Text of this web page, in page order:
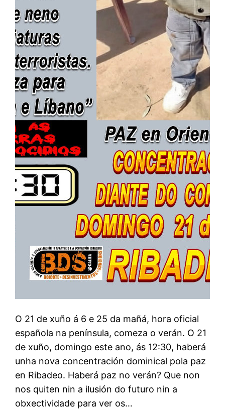
O 21 de xuño á 6 e 25 da mañá, hora oficial
española na península, comeza o verán. O 21
de xuño, domingo este ano, ás 12:30, haberá
unha nova concentración dominical pola paz
en Ribadeo. Haberá paz no verán? Que non
nos quiten nin a ilusión do futuro nin a
obxectividade para ver os…